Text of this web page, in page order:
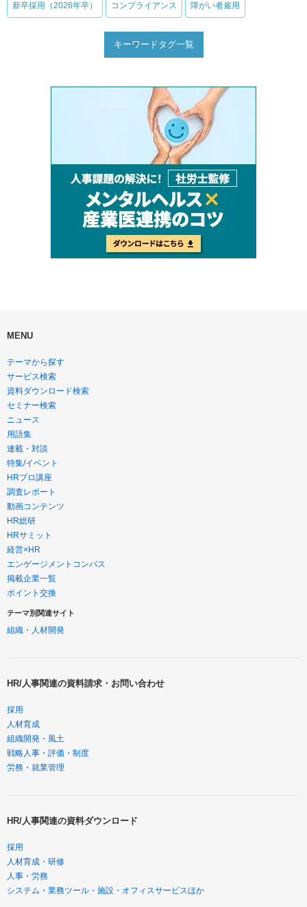
新卒採用（2026年卒） コンプライアンス 障がい者雇用
キーワードタグ一覧
MENU
テーマから探す
サービス検索
資料ダウンロード検索
セミナー検索
ニュース
用語集
連載・対談
特集/イベント
HRプロ講座
調査レポート
動画コンテンツ
HR総研
HRサミット
経営×HR
エンゲージメントコンパス
掲載企業一覧
ポイント交換
テーマ別関連サイト
組織・人材開発
HR/人事関連の資料請求・お問い合わせ
採用
人材育成
組織開発・風土
戦略人事・評価・制度
労務・就業管理
HR/人事関連の資料ダウンロード
採用
人材育成・研修
人事・労務
システム・業務ツール・施設・オフィスサービスほか